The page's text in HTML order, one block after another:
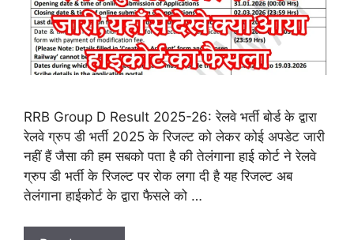
RRB Group D Result 2025-26: रेलवे भर्ती बोर्ड के द्वारा
रेलवे ग्रुप डी भर्ती 2025 के रिजल्ट को लेकर कोई अपडेट जारी
नहीं हैं जैसा की हम सबको पता है की तेलंगाना हाई कोर्ट ने रेलवे
ग्रुप डी भर्ती के रिजल्ट पर रोक लगा दी है यह रिजल्ट अब
तेलंगाना हाईकोर्ट के द्वारा फैसले को …